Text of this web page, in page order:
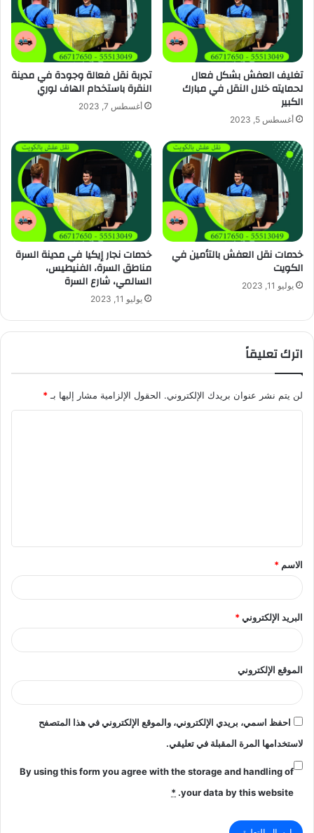
تغليف العفش بشكل فعال
لحمايته خلال النقل في مبارك
الكبير
أغسطس 5, 2023
تجربة نقل فعالة وجودة في مدينة
النقرة باستخدام الهاف لوري
أغسطس 7, 2023
خدمات نقل العفش بالتأمين في
الكويت
يوليو 11, 2023
خدمات نجار إيكيا في مدينة السرة
مناطق السرة، الفنيطيس،
السالمي، شارع السرة
يوليو 11, 2023
اترك تعليقاً
لن يتم نشر عنوان بريدك الإلكتروني. الحقول الإلزامية مشار إليها بـ*
ق
*
الاسم *
البريد الإلكتروني*
الموقع الإلكتروني
احفظ اسمي، بريدي الإلكتروني، والموقع الإلكتروني في هذا المتصفح
لاستخدامها المرة المقبلة في تعليقي.
By using this form you agree with the storage and handling of
your data by this website.
*